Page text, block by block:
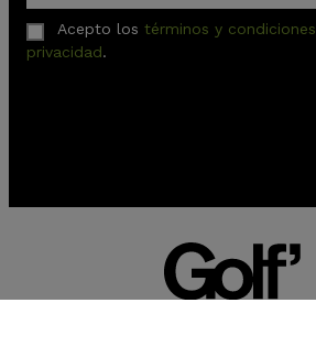
Acepto los términos y condiciones
privacidad.